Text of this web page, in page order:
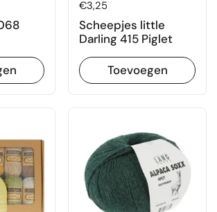
Prijs:
€3,25
Scheepjes little
Darling 415 Piglet
Toevoegen